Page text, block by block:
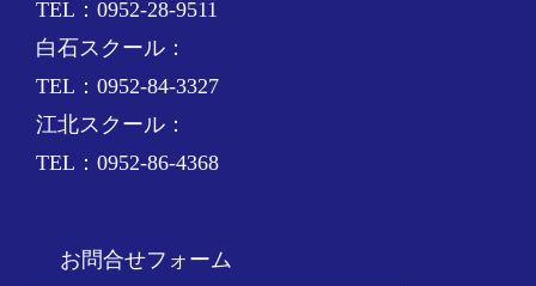
TEL：0952-28-9511
白石スクール：
TEL：0952-84-3327
江北スクール：
TEL：0952-86-4368
お問合せフォーム